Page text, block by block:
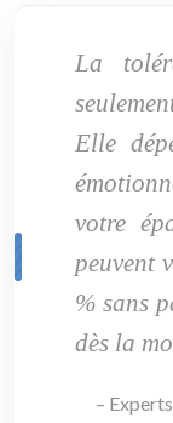
La
Elle
votre
peuvent
% sans
dès la
–